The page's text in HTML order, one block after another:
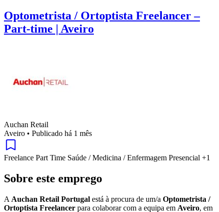
Optometrista / Ortoptista Freelancer –
Part-time | Aveiro
Auchan Retail
Aveiro • Publicado há 1 mês
Freelance Part Time Saúde / Medicina / Enfermagem Presencial +1
Sobre este emprego
A Auchan Retail Portugal está à procura de um/a Optometrista /
Ortoptista Freelancer para colaborar com a equipa em Aveiro, em